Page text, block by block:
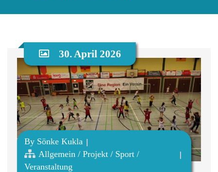
30. April 2026
By Sönke Kukla
Allgemein / Projekt / Sport /
Veranstaltung